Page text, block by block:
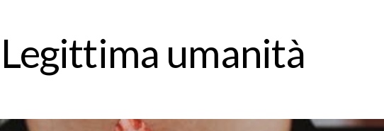
Legittima umanità